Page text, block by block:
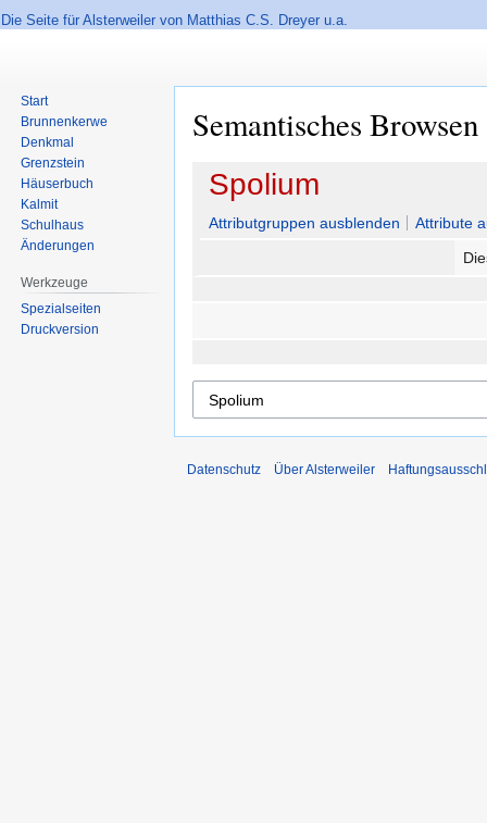
Die Seite für Alsterweiler von Matthias C.S. Dreyer u.a.
Semantisches Browsen
Zur
Navigation
springen
Zur
Suche
springen
Spolium
Attributgruppen ausblenden
Attribute
Start
Brunnenkerwe
Denkmal
Grenzstein
Häuserbuch
Kalmit
Schulhaus
Änderungen
Werkzeuge
Spezialseiten
Druckversion
Datenschutz Über Alsterweiler